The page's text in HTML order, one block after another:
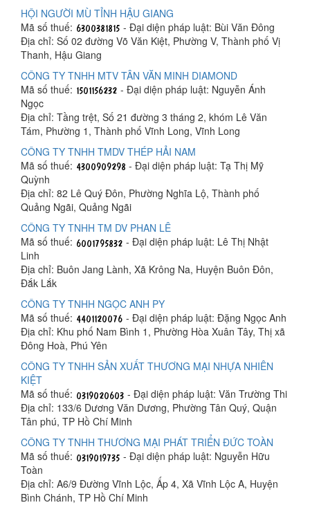
HỘI NGƯỜI MÙ TỈNH HẬU GIANG
Mã số thuế:
- Đại diện pháp luật: Bùi Văn Đông
Địa chỉ: Số 02 đường Võ Văn Kiệt, Phường V, Thành phố Vị
Thanh, Hậu Giang
CÔNG TY TNHH MTV TÂN VĂN MINH DIAMOND
Mã số thuế:
- Đại diện pháp luật: Nguyễn Ánh
Ngọc
Địa chỉ: Tầng trệt, Số 21 đường 3 tháng 2, khóm Lê Văn
Tám, Phường 1, Thành phố Vĩnh Long, Vĩnh Long
CÔNG TY TNHH TMDV THÉP HẢI NAM
Mã số thuế:
- Đại diện pháp luật: Tạ Thị Mỹ
Quỳnh
Địa chỉ: 82 Lê Quý Đôn, Phường Nghĩa Lộ, Thành phố
Quảng Ngãi, Quảng Ngãi
CÔNG TY TNHH TM DV PHAN LÊ
Mã số thuế:
- Đại diện pháp luật: Lê Thị Nhật
Linh
Địa chỉ: Buôn Jang Lành, Xã Krông Na, Huyện Buôn Đôn,
Đắk Lắk
CÔNG TY TNHH NGỌC ANH PY
Mã số thuế:
- Đại diện pháp luật: Đặng Ngọc Anh
Địa chỉ: Khu phố Nam Bình 1, Phường Hòa Xuân Tây, Thị xã
Đông Hoà, Phú Yên
CÔNG TY TNHH SẢN XUẤT THƯƠNG MẠI NHỰA NHIÊN
KIỆT
Mã số thuế:
- Đại diện pháp luật: Văn Trường Thi
Địa chỉ: 133/6 Dương Văn Dương, Phường Tân Quý, Quận
Tân phú, TP Hồ Chí Minh
CÔNG TY TNHH THƯƠNG MẠI PHÁT TRIỂN ĐỨC TOÀN
Mã số thuế:
- Đại diện pháp luật: Nguyễn Hữu
Toàn
Địa chỉ: A6/9 Đường Vĩnh Lộc, Ấp 4, Xã Vĩnh Lộc A, Huyện
Bình Chánh, TP Hồ Chí Minh